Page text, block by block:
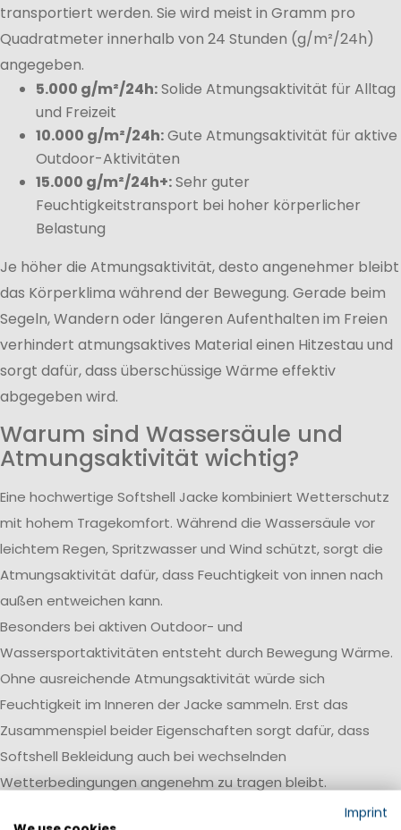
transportiert werden. Sie wird meist in Gramm pro
Quadratmeter innerhalb von 24 Stunden (g/m²/24h)
angegeben.
5.000 g/m²/24h:Solide Atmungsaktivität für Alltag
und Freizeit
10.000 g/m²/24h:Gute Atmungsaktivität für aktive
Outdoor-Aktivitäten
15.000 g/m²/24h+:Sehr guter
Feuchtigkeitstransport bei hoher körperlicher
Belastung
Je höher die Atmungsaktivität, desto angenehmer bleibt
das Körperklima während der Bewegung. Gerade beim
Segeln, Wandern oder längeren Aufenthalten im Freien
verhindert atmungsaktives Material einen Hitzestau und
sorgt dafür, dass überschüssige Wärme effektiv
abgegeben wird.
Warum sind Wassersäule und
Atmungsaktivität wichtig?
Eine hochwertige Softshell Jacke kombiniert Wetterschutz
mit hohem Tragekomfort. Während die Wassersäule vor
leichtem Regen, Spritzwasser und Wind schützt, sorgt die
Atmungsaktivität dafür, dass Feuchtigkeit von innen nach
außen entweichen kann.
Besonders bei aktiven Outdoor- und
Wassersportaktivitäten entsteht durch Bewegung Wärme.
Ohne ausreichende Atmungsaktivität würde sich
Feuchtigkeit im Inneren der Jacke sammeln. Erst das
Zusammenspiel beider Eigenschaften sorgt dafür, dass
Softshell Bekleidung auch bei wechselnden
Wetterbedingungen angenehm zu tragen bleibt.
Das 3-Schichten-Prinzip
Imprint